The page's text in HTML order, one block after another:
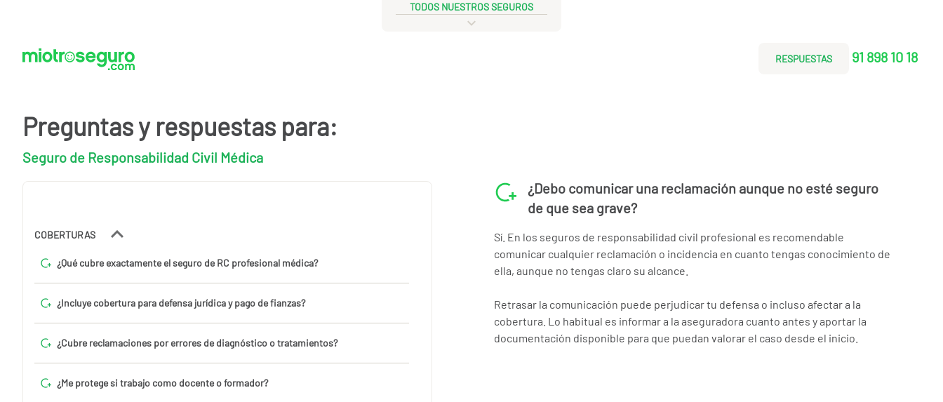
TODOS NUESTROS SEGUROS
RESPUESTAS 91 898 10 18
Preguntas y respuestas para:
Seguro de Responsabilidad Civil Médica
COBERTURAS
¿Qué cubre exactamente el seguro de RC profesional médica?
¿Incluye cobertura para defensa jurídica y pago de fianzas?
¿Cubre reclamaciones por errores de diagnóstico o tratamientos?
¿Me protege si trabajo como docente o formador?
¿Debo comunicar una reclamación aunque no esté seguro
de que sea grave?
Sí. En los seguros de responsabilidad civil profesional es recomendable
comunicar cualquier reclamación o incidencia en cuanto tengas conocimiento de
ella, aunque no tengas claro su alcance.
Retrasar la comunicación puede perjudicar tu defensa o incluso afectar a la
cobertura. Lo habitual es informar a la aseguradora cuanto antes y aportar la
documentación disponible para que puedan valorar el caso desde el inicio.